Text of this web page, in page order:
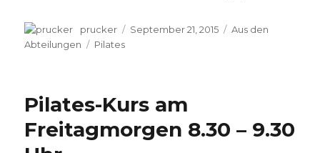
Autor
prucker
Veröffentlicht
September 21, 2015 Kategorien
Aus den
Abteilungen
Schlagwörter
Pilates
Pilates-Kurs am
Freitagmorgen 8.30 – 9.30